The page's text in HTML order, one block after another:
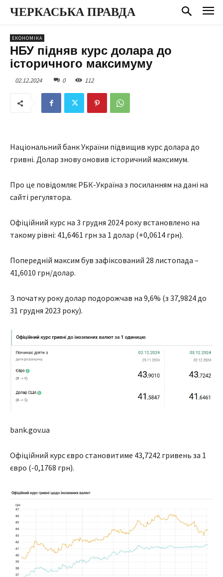
ЧЕРКАСЬКА ПРАВДА
ЕКОНОМІКА
НБУ підняв курс долара до
історичного максимуму
02.12.2024 0 112
Національний банк України підвищив курс долара до
гривні. Долар знову оновив історичний максимум.
Про це повідомляє РБК-Україна з посиланням на дані на
сайті регулятора.
Офіційний курс на 3 грудня 2024 року встановлено на
такому рівні: 41,6461 грн за 1 долар (+0,0614 грн).
Попередній максим був зафіксований 28 листопада –
41,6010 грн/долар.
З початку року долар подорожчав на 9,6% (з 37,9824 до
31 грудня 2023 року).
bank.gov.ua
Офіційний курс євро становитиме 43,7242 гривень за 1
євро (-0,1768 грн).